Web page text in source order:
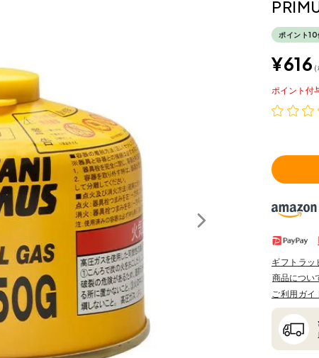
ポイント10
¥616
ポイント
ギフトラッ
商品につい
ご利用ガイ